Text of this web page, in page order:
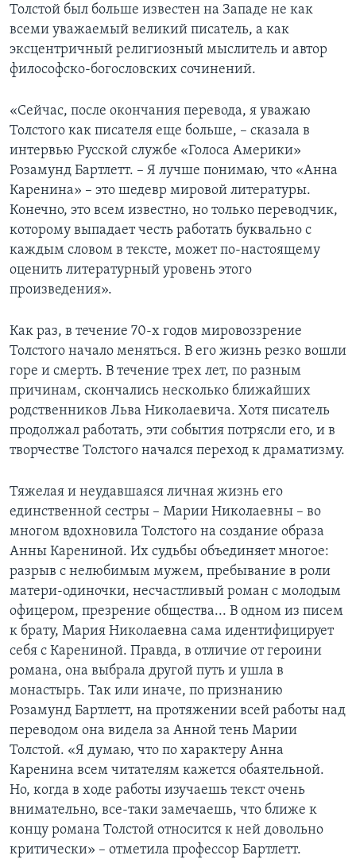
Толстой был больше известен на Западе не как
всеми уважаемый великий писатель, а как
эксцентричный религиозный мыслитель и автор
философско-богословских сочинений.
«Сейчас, после окончания перевода, я уважаю
Толстого как писателя еще больше, – сказала в
интервью Русской службе «Голоса Америки»
Розамунд Бартлетт. – Я лучше понимаю, что «Анна
Каренина» – это шедевр мировой литературы.
Конечно, это всем известно, но только переводчик,
которому выпадает честь работать буквально с
каждым словом в тексте, может по-настоящему
оценить литературный уровень этого
произведения».
Как раз, в течение 70-х годов мировоззрение
Толстого начало меняться. В его жизнь резко вошли
горе и смерть. В течение трех лет, по разным
причинам, скончались несколько ближайших
родственников Льва Николаевича. Хотя писатель
продолжал работать, эти события потрясли его, и в
творчестве Толстого начался переход к драматизму.
Тяжелая и неудавшаяся личная жизнь его
единственной сестры – Марии Николаевны – во
многом вдохновила Толстого на создание образа
Анны Карениной. Их судьбы объединяет многое:
разрыв с нелюбимым мужем, пребывание в роли
матери-одиночки, несчастливый роман с молодым
офицером, презрение общества... В одном из писем
к брату, Мария Николаевна сама идентифицирует
себя с Карениной. Правда, в отличие от героини
романа, она выбрала другой путь и ушла в
монастырь. Так или иначе, по признанию
Розамунд Бартлетт, на протяжении всей работы над
переводом она видела за Анной тень Марии
Толстой. «Я думаю, что по характеру Анна
Каренина всем читателям кажется обаятельной.
Но, когда в ходе работы изучаешь текст очень
внимательно, все-таки замечаешь, что ближе к
концу романа Толстой относится к ней довольно
критически» – отметила профессор Бартлетт.